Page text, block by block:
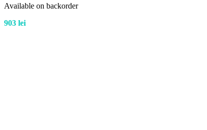
Available on backorder
903 lei